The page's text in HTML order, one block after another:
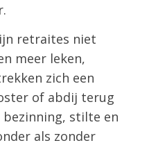
retraites niet
meer leken,
zich een
of abdij terug
stilte en
als zonder